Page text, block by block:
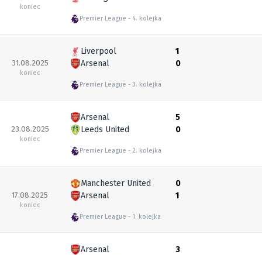
koniec
Premier League 4. kolejka
31.08.2025
koniec
Liverpool
Arsenal
Premier League 3. kolejka
1
0
23.08.2025
koniec
Arsenal
Leeds United
Premier League 2. kolejka
5
0
17.08.2025
koniec
Manchester United
Arsenal
Premier League 1. kolejka
0
1
Arsenal
3